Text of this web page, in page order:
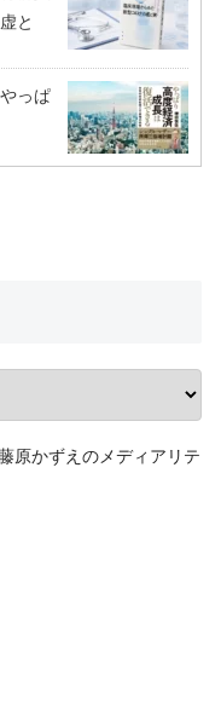
と
っぱ
原かずえのメディアリテ